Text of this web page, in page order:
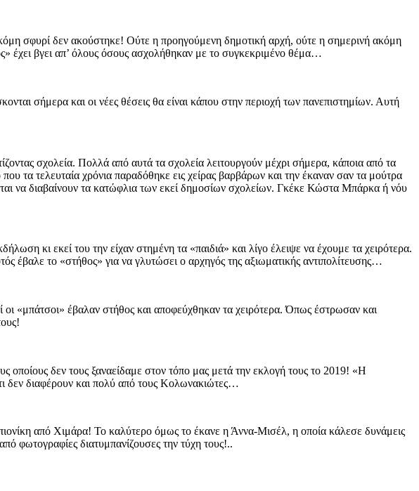
σφυρί δεν ακούστηκε! Ούτε η προηγούμενη δημοτική αρχή, ούτε η σημερινή ακόμη
έχει βγει απ’ όλους όσους ασχολήθηκαν με το συγκεκριμένο θέμα…
σήμερα και οι νέες θέσεις θα είναι κάπου στην περιοχή των πανεπιστημίων. Αυτή
σχολεία. Πολλά από αυτά τα σχολεία λειτουργούν μέχρι σήμερα, κάποια από τα
τα τελευταία χρόνια παραδόθηκε εις χείρας βαρβάρων και την έκαναν σαν τα μούτρα
να διαβαίνουν τα κατώφλια των εκεί δημοσίων σχολείων. Γκέκε Κώστα Μπάρκα ή νόυ
κι εκεί του την είχαν στημένη τα «παιδιά» και λίγο έλειψε να έχουμε τα χειρότερα.
έβαλε το «στήθος» για να γλυτώσει ο αρχηγός της αξιωματικής αντιπολίτευσης…
«μπάτσοι» έβαλαν στήθος και αποφεύχθηκαν τα χειρότερα. Όπως έστρωσαν και
οποίους δεν τους ξαναείδαμε στον τόπο μας μετά την εκλογή τους το 2019! «Η
δεν διαφέρουν και πολύ από τους Κολωνακιώτες…
από Χιμάρα! Το καλύτερο όμως το έκανε η Άννα-Μισέλ, η οποία κάλεσε δυνάμεις
φωτογραφίες διατυμπανίζουσες την τύχη τους!..